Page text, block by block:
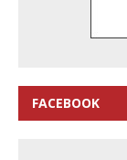
FACEBOOK